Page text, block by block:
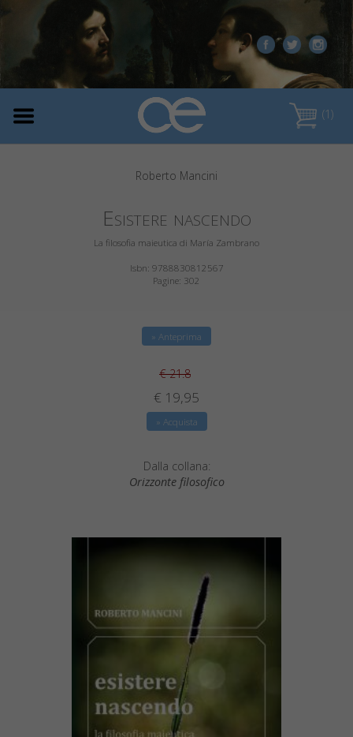
(1)
Roberto Mancini
Esistere nascendo
La filosofia maieutica di María Zambrano
Isbn: 9788830812567
Pagine: 302
» Anteprima
€ 21.8
€ 19,95
» Acquista
Dalla collana:
Orizzonte filosofico